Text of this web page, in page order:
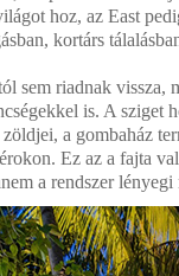
hoz, az East
kortárs
sem riadnak vissza,
is. A sziget
a gombaház
Ez az a fajta
a rendszer lényegi